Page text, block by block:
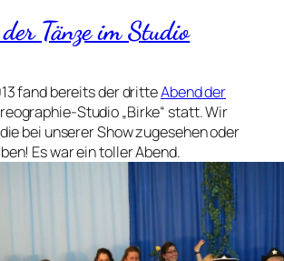
Tänze im Studio
fand bereits der dritteAbend der
Studio „Birke“ statt. Wir
bei unserer Show zugesehen oder
Es war ein toller Abend.